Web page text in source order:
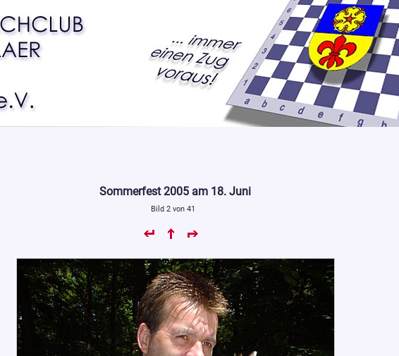
Sommerfest 2005 am 18. Juni
Bild 2 von 41